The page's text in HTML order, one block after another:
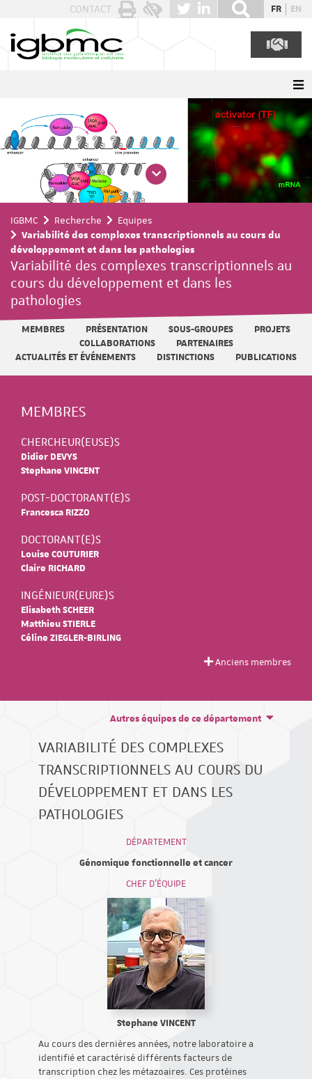
CONTACT FR EN
IGBMC Recherche
Equipes
Variabilité des complexes transcriptionnels au cours du
développement et dans les pathologies
Variabilité des complexes transcriptionnels au
cours du développement et dans les
pathologies
MEMBRES PRÉSENTATION SOUS-GROUPES
PROJETS
COLLABORATIONS
PARTENAIRES
ACTUALITÉS ET ÉVÉNEMENTS
DISTINCTIONS PUBLICATIONS
MEMBRES
CHERCHEUR(EUSE)S
Didier DEVYS
Stephane VINCENT
POST-DOCTORANT(E)S
Francesca RIZZO
DOCTORANT(E)S
Louise COUTURIER
Claire RICHARD
INGÉNIEUR(EURE)S
Elisabeth SCHEER
Matthieu STIERLE
Céline ZIEGLER-BIRLING
Anciens membres
VARIABILITÉ DES COMPLEXES
TRANSCRIPTIONNELS AU COURS DU
DÉVELOPPEMENT ET DANS LES
PATHOLOGIES
Autres équipes de ce département
DÉPARTEMENT
Génomique fonctionnelle et cancer
CHEF D'ÉQUIPE
Stephane VINCENT
Au cours des dernières années, notre laboratoire a
identifié et caractérisé différents facteurs de
transcription chez les métazoaires. Ces protéines
Panneau de gestion des cookies